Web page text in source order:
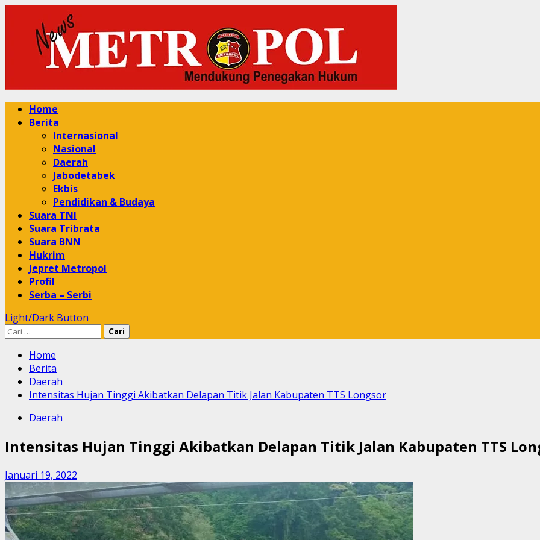
content
Primary
Menu
Home
Berita
Internasional
Nasional
Daerah
Jabodetabek
Ekbis
Pendidikan & Budaya
Suara TNI
Suara Tribrata
Suara BNN
Hukrim
Jepret Metropol
Profil
Serba – Serbi
Light/Dark Button
Cari
Home
Berita
Daerah
Intensitas Hujan Tinggi Akibatkan Delapan Titik Jalan Kabupaten TTS Longsor
Daerah
Intensitas Hujan Tinggi Akibatkan Delapan Titik Jalan Kabupaten TTS
Januari 19, 2022